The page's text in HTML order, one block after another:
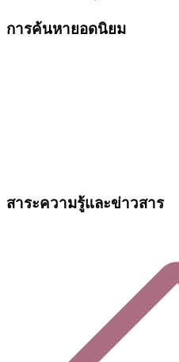
การค้นหายอดนิยม
สาระความรู้และข่าวสาร